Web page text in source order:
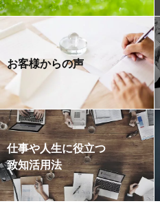
お客様からの声
仕事や人生に役立つ
致知活用法